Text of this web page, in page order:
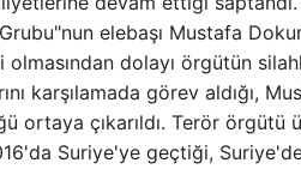
elebaşı Mustafa
dolayı örgütün
karşılamada görev aldığı,
ortaya çıkarıldı. Terör
Suriye'ye geçtiği,